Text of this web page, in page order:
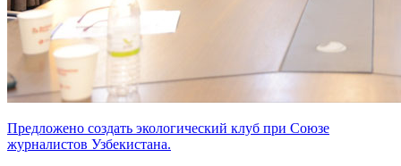
Предложено создать экологический клуб при Союзе
журналистов Узбекистана.